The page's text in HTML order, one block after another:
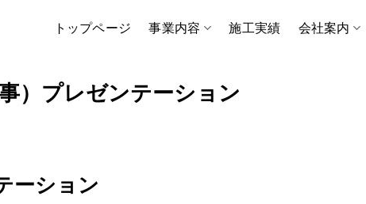
トップページ 事業内容 施工実績 会社案内
）プレゼンテーション
ーション